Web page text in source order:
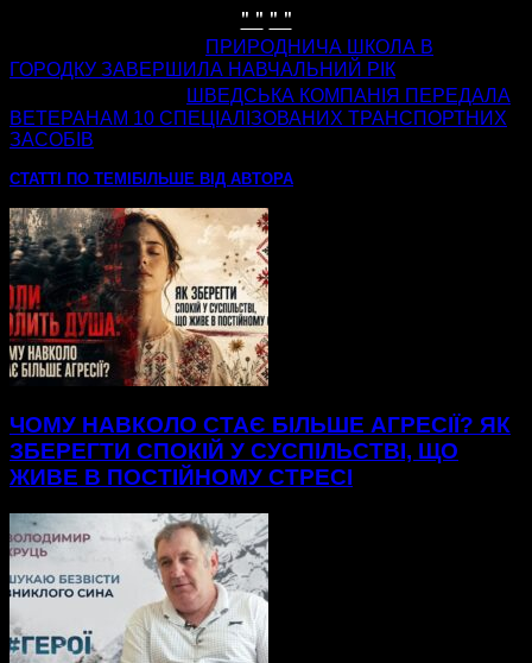
" " " "
ПРИРОДНИЧА ШКОЛА В
ГОРОДКУ ЗАВЕРШИЛА НАВЧАЛЬНИЙ РІК
ШВЕДСЬКА КОМПАНІЯ ПЕРЕДАЛА
ВЕТЕРАНАМ 10 СПЕЦІАЛІЗОВАНИХ ТРАНСПОРТНИХ
ЗАСОБІВ
СТАТТІ ПО ТЕМІ БІЛЬШЕ ВІД АВТОРА
ЧОМУ НАВКОЛО СТАЄ БІЛЬШЕ АГРЕСІЇ? ЯК
ЗБЕРЕГТИ СПОКІЙ У СУСПІЛЬСТВІ, ЩО
ЖИВЕ В ПОСТІЙНОМУ СТРЕСІ